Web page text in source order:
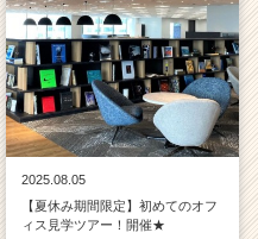
2025.08.05
【夏休み期間限定】初めてのオフ
ィス見学ツアー！開催★